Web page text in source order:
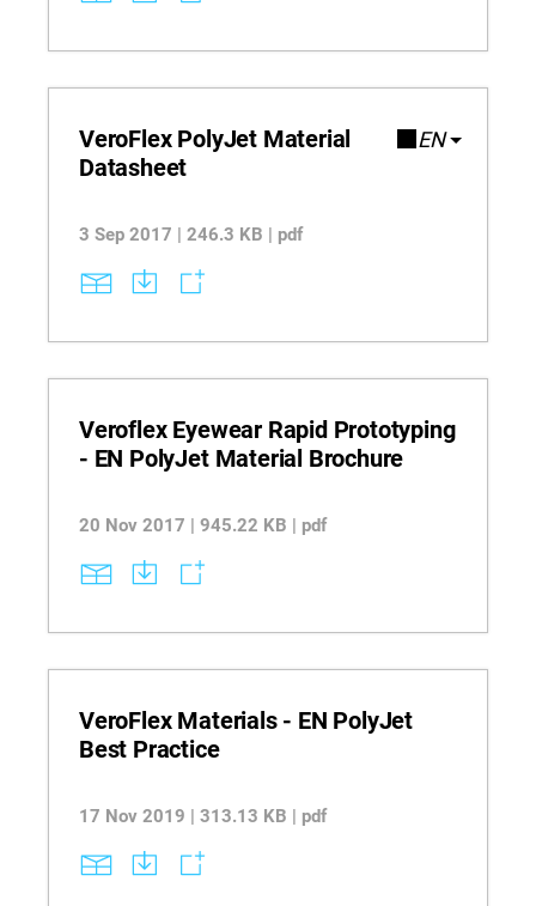
VeroFlex PolyJet Material
Datasheet
EN
3 Sep 2017 | 246.3 KB | pdf
Veroflex Eyewear Rapid Prototyping
- EN PolyJet Material Brochure
20 Nov 2017 | 945.22 KB | pdf
VeroFlex Materials - EN PolyJet
Best Practice
17 Nov 2019 | 313.13 KB | pdf